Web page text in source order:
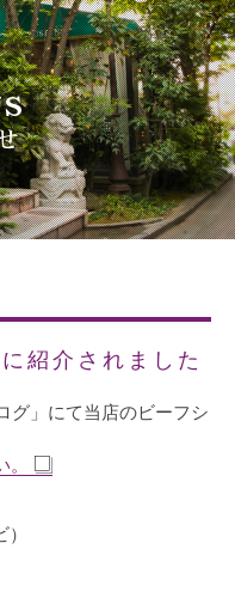
紹介されました
グ」にて当店のビーフシ